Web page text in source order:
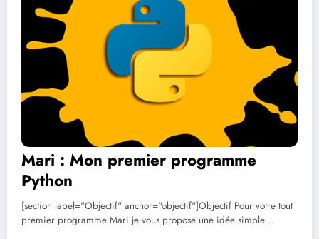
Mari : Mon premier programme
Python
[section label="Objectif" anchor="objectif"]Objectif Pour votre tout
premier programme Mari je vous propose une idée simple…